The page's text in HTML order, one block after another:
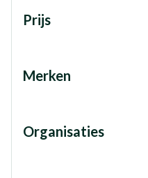
Prijs
Merken
Organisaties